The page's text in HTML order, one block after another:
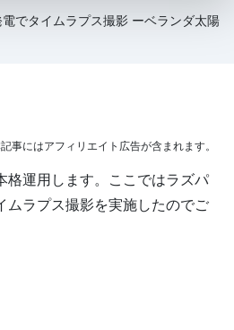
電でタイムラプス撮影 ーベランダ太陽
事にはアフィリエイト広告が含まれます。
格運用します。ここではラズパ
ムラプス撮影を実施したのでご